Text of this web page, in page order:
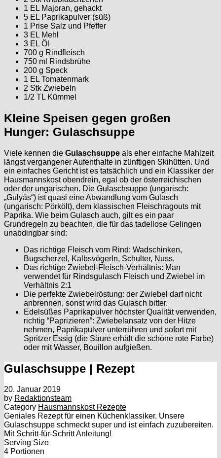
1 EL Majoran, gehackt
5 EL Paprikapulver (süß)
1 Prise Salz und Pfeffer
3 EL Mehl
3 EL Öl
700 g Rindfleisch
750 ml Rindsbrühe
200 g Speck
1 EL Tomatenmark
2 Stk Zwiebeln
1/2 TL Kümmel
Kleine Speisen gegen großen
Hunger: Gulaschsuppe
Viele kennen die Gulaschsuppe als eher einfache Mahlzeit
längst vergangener Aufenthalte in zünftigen Skihütten. Und
ein einfaches Gericht ist es tatsächlich und ein Klassiker der
Hausmannskost obendrein, egal ob der österreichischen
oder der ungarischen. Die Gulaschsuppe (ungarisch:
„Gulyás“) ist quasi eine Abwandlung vom Gulasch
(ungarisch: Pörkölt), dem klassischen Fleischragouts mit
Paprika. Wie beim Gulasch auch, gilt es ein paar
Grundregeln zu beachten, die für das tadellose Gelingen
unabdingbar sind:
Das richtige Fleisch vom Rind: Wadschinken,
Bugscherzel, Kalbsvögerln, Schulter, Nuss.
Das richtige Zwiebel-Fleisch-Verhältnis: Man
verwendet für Rindsgulasch Fleisch und Zwiebel im
Verhältnis 2:1
Die perfekte Zwiebelröstung: der Zwiebel darf nicht
anbrennen, sonst wird das Gulasch bitter.
Edelsüßes Paprikapulver höchster Qualität verwenden,
richtig “Paprizieren”: Zwiebelansatz von der Hitze
nehmen, Paprikapulver unterrühren und sofort mit
Spritzer Essig (die Säure erhält die schöne rote Farbe)
oder mit Wasser, Bouillon aufgießen.
Gulaschsuppe | Rezept
20. Januar 2019
by Redaktionsteam
Category Hausmannskost Rezepte
Geniales Rezept für einen Küchenklassiker. Unsere
Gulaschsuppe schmeckt super und ist einfach zuzubereiten.
Mit Schritt-für-Schritt Anleitung!
Serving Size
4 Portionen